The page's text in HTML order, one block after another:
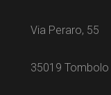
Via Peraro, 55
35019 Tombolo